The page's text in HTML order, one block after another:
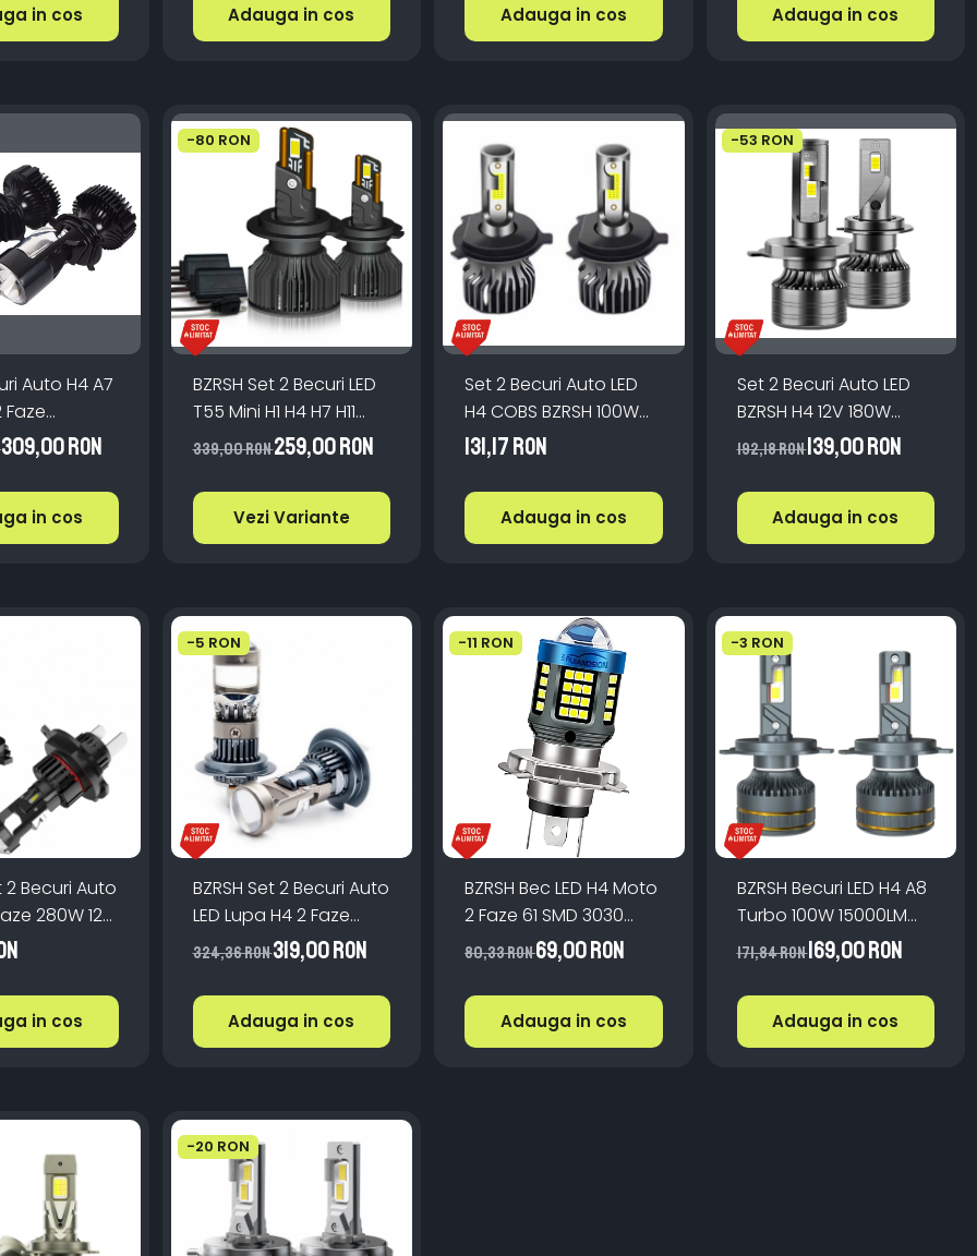
in cos Adauga in cos Adauga in cos Adauga in cos
Auto H4 A7
6000K
309,00 RON
in cos
-80 RON
BZRSH Set 2 Becuri LED
T55 Mini H1 H4 H7 H11
180W Canbus 23000Lm
339,00 RON259,00 RON
Vezi Variante
Set 2 Becuri Auto LED
H4 COBS BZRSH 100W
12000lm 6000K 12V
131,17 RON
Adauga in cos
-53 RON
Set 2 Becuri Auto LED
BZRSH H4 12V 180W
6000K Canbus
192,18 RON139,00 RON
Adauga in cos
2 Becuri Auto
280W 12V
+300%
in cos
-5 RON
BZRSH Set 2 Becuri Auto
LED Lupa H4 2 Faze
280W 12V 6500K
Canbus +300%
324,36 RON319,00 RON
Adauga in cos
-11 RON
BZRSH Bec LED H4 Moto
2 Faze 61 SMD 3030
160W 15000lm 6000K
80,33 RON69,00 RON
Adauga in cos
-3 RON
BZRSH Becuri LED H4 A8
Turbo 100W 15000LM
6000K IP68 Set 2 Buc
171,84 RON169,00 RON
Adauga in cos
-20 RON